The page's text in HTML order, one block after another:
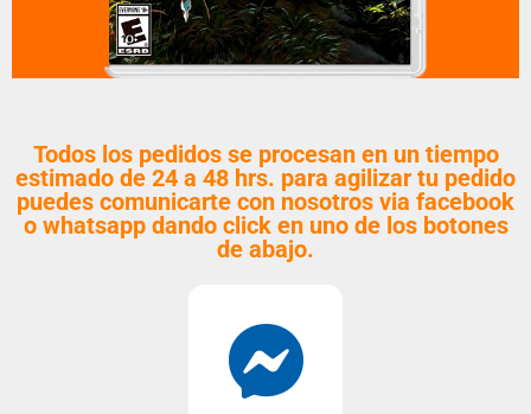
Todos los pedidos se procesan en un tiempo
estimado de 24 a 48 hrs. para agilizar tu pedido
puedes comunicarte con nosotros via facebook
o whatsapp dando click en uno de los botones
de abajo.